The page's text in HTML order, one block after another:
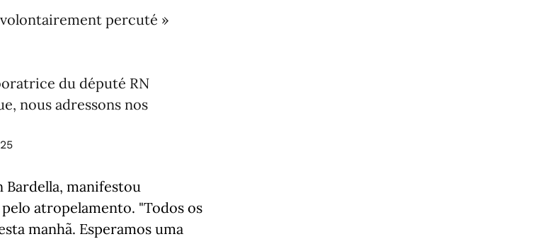
percuté »
du député RN
nous adressons nos
Bardella, manifestou
atropelamento. "Todos os
manhã. Esperamos uma